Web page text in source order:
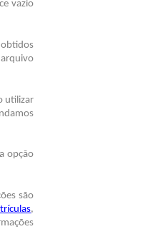
vazio
obtidos
utilizar
opção
são
,